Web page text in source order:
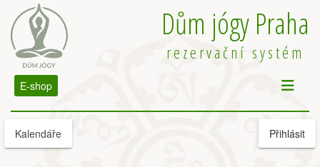
Dům jógy Praha
rezervační systém
E-shop
Kalendáře Přihlásit